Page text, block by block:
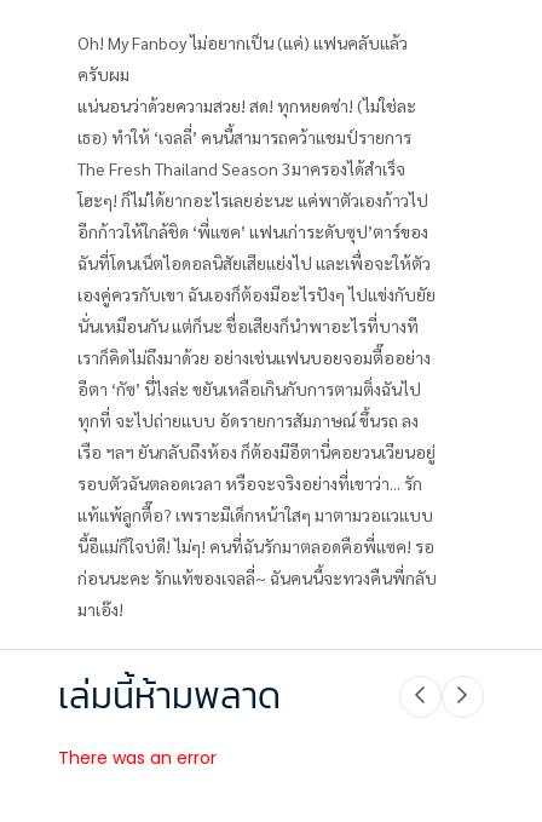
Oh! My Fanboy ไม่อยากเป็น (แค่) แฟนคลับแล้ว
ครับผม
แน่นอนว่าด้วยความสวย! สด! ทุกหยดซ่า! (ไม่ใช่ละ
เธอ) ทำให้ ‘เจลลี่’ คนนี้สามารถคว้าแชมป์รายการ
The Fresh Thailand Season 3มาครองได้สำเร็จ
โฮะๆ! ก็ไม่ได้ยากอะไรเลยอ่ะนะ แค่พาตัวเองก้าวไป
อีกก้าวให้ใกล้ชิด ‘พี่แซค’ แฟนเก่าระดับซุป’ตาร์ของ
ฉันที่โดนเน็ตไอดอลนิสัยเสียแย่งไป และเพื่อจะให้ตัว
เองคู่ควรกับเขา ฉันเองก็ต้องมีอะไรปังๆ ไปแข่งกับยัย
นั่นเหมือนกัน แต่ก็นะ ชื่อเสียงก็นำพาอะไรที่บางที
เราก็คิดไม่ถึงมาด้วย อย่างเช่นแฟนบอยจอมตื๊ออย่าง
อีตา ‘กัซ’ นี่ไงล่ะ ขยันเหลือเกินกับการตามติ่งฉันไป
ทุกที่ จะไปถ่ายแบบ อัดรายการสัมภาษณ์ ขึ้นรถ ลง
เรือ ฯลฯ ยันกลับถึงห้อง ก็ต้องมีอีตานี่คอยวนเวียนอยู่
รอบตัวฉันตลอดเวลา หรือจะจริงอย่างที่เขาว่า... รัก
แท้แพ้ลูกตื๊อ? เพราะมีเด็กหน้าใสๆ มาตามวอแวแบบ
นี้อีแม่ก็ใจบ่ดี! ไม่ๆ! คนที่ฉันรักมาตลอดคือพี่แซค! รอ
ก่อนนะคะ รักแท้ของเจลลี่~ ฉันคนนี้จะทวงคืนพี่กลับ
มาเอ๊ง!
เล่มนี้ห้ามพลาด
There was an error